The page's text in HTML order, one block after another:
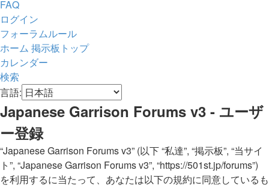
FAQ
ログイン
フォーラムルール
ホーム 掲示板トップ
カレンダー
検索
言語:
Japanese Garrison Forums v3 - ユーザ
ー登録
“Japanese Garrison Forums v3” (以下 “私達”, “掲示板”, “当サイ
ト”, “Japanese Garrison Forums v3”, “https://501st.jp/forums”)
を利用するに当たって、あなたは以下の規約に同意しているも